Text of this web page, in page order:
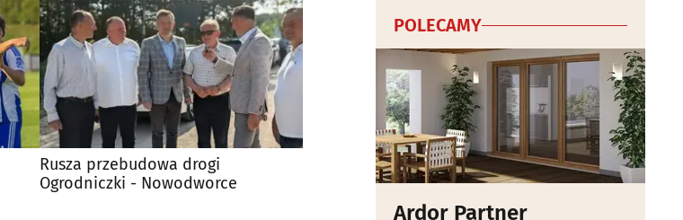
Rusza przebudowa drogi
Ogrodniczki - Nowodworce
POLECAMY
Ardor Partner